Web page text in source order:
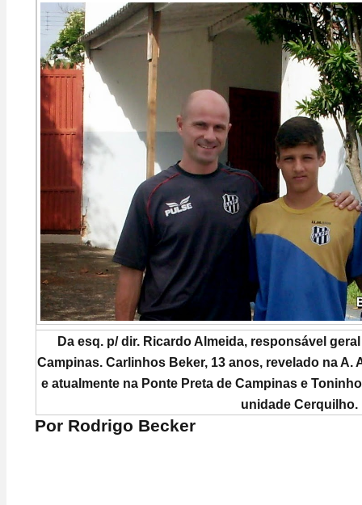
Da esq. p/ dir. Ricardo Almeida, responsável
Campinas. Carlinhos Beker, 13 anos, revelado na A.
e atualmente na Ponte Preta de Campinas e
unidade Cerquilho.
Por Rodrigo Becker